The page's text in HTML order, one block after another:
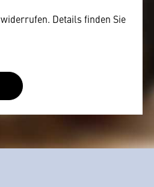
widerrufen. Details finden Sie